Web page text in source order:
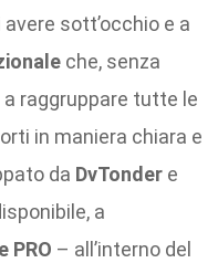
sott’occhio e a
che, senza
raggruppare tutte le
in maniera chiara e
da DvTonder e
a
PRO – all’interno del